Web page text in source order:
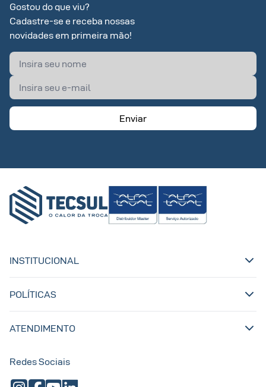
Gostou do que viu?
Cadastre-se e receba nossas
novidades em primeira mão!
Enviar
INSTITUCIONAL
POLÍTICAS
ATENDIMENTO
Redes Sociais